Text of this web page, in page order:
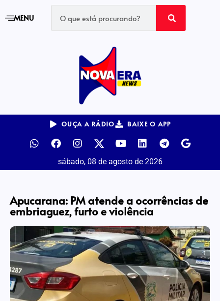
MENU
OUÇA A RÁDIO BAIXE O APP
sábado, 08 de agosto de 2026
Apucarana: PM atende a ocorrências de
embriaguez, furto e violência